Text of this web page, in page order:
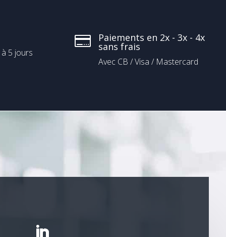
5 jours
 Paiements en 2x - 3x - 4x
sans frais
Avec CB / Visa / Mastercard